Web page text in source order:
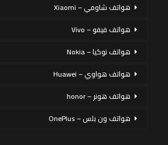
هواتف شاومي – Xiaomi
هواتف فيفو – Vivo
هواتف نوكيا – Nokia
هواتف هواوي – Huawei
هواتف هونر – honor
هواتف ون بلس – OnePlus